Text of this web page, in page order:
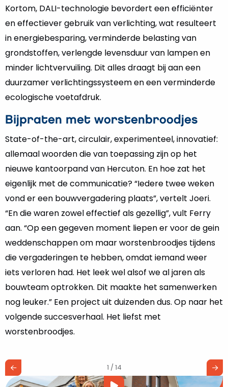
Kortom, DALI-technologie bevordert een efficiënter
en effectiever gebruik van verlichting, wat resulteert
in energiebesparing, verminderde belasting van
grondstoffen, verlengde levensduur van lampen en
minder lichtvervuiling. Dit alles draagt bij aan een
duurzamer verlichtingssysteem en een verminderde
ecologische voetafdruk.
Bijpraten met worstenbroodjes
State-of-the-art, circulair, experimenteel, innovatief:
allemaal woorden die van toepassing zijn op het
nieuwe kantoorpand van Hercuton. En hoe zat het
eigenlijk met de communicatie? “Iedere twee weken
vond er een bouwvergadering plaats”, vertelt Joeri.
“En die waren zowel effectief als gezellig”, vult Ferry
aan. “Op een gegeven moment liepen er voor de gein
weddenschappen om maar worstenbroodjes tijdens
die vergaderingen te hebben, omdat iemand weer
iets verloren had. Het leek wel alsof we al jaren als
bouwteam optrokken. Dit maakte het samenwerken
nog leuker.” Een project uit duizenden dus. Op naar het
volgende succesverhaal. Het liefst met
worstenbroodjes.
1 / 14